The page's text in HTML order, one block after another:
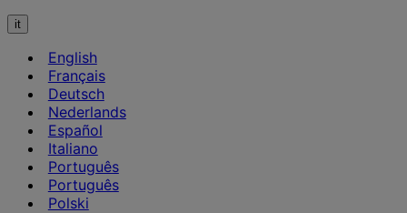
it
English
Français
Deutsch
Nederlands
Español
Italiano
Português
Português
Polski